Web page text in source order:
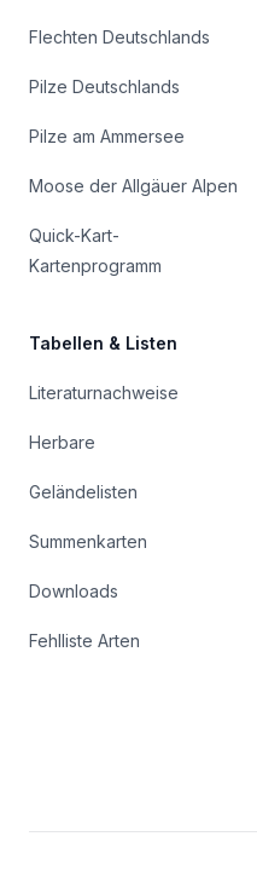
Flechten Deutschlands
Pilze Deutschlands
Pilze am Ammersee
Moose der Allgäuer Alpen
Quick-Kart-
Kartenprogramm
Tabellen & Listen
Literaturnachweise
Herbare
Geländelisten
Summenkarten
Downloads
Fehlliste Arten